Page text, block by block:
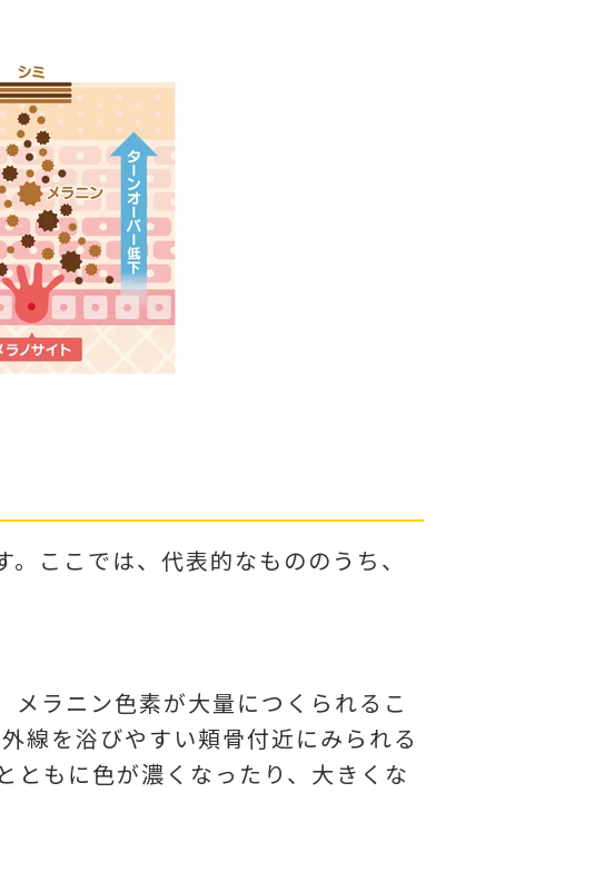
ここでは、代表的なもののうち、
メラニン色素が大量につくられるこ
線を浴びやすい頬骨付近にみられる
ともに色が濃くなったり、大きくな